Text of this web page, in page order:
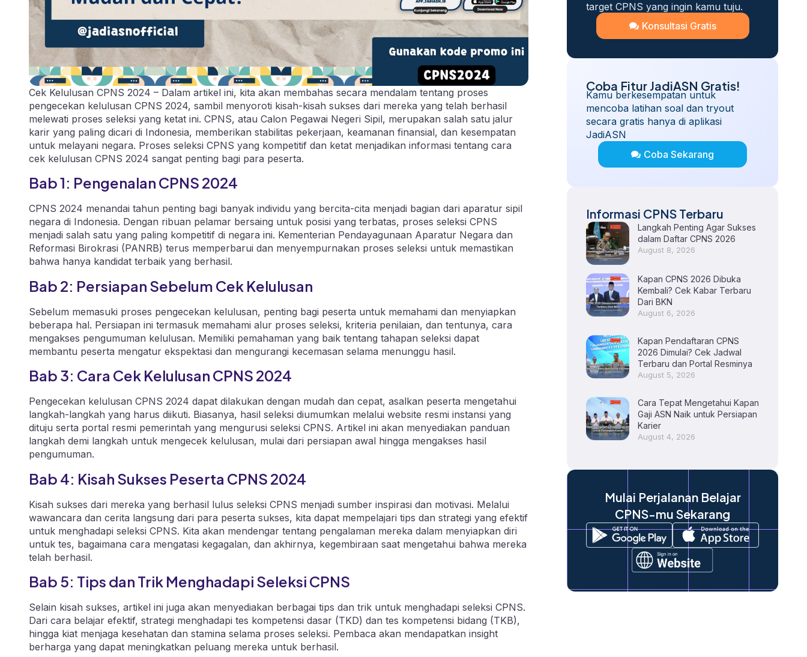
Cek Kelulusan CPNS 2024 – Dalam artikel ini, kita akan membahas secara mendalam tentang proses
pengecekan kelulusan CPNS 2024, sambil menyoroti kisah-kisah sukses dari mereka yang telah berhasil
melewati proses seleksi yang ketat ini. CPNS, atau Calon Pegawai Negeri Sipil, merupakan salah satu jalur
karir yang paling dicari di Indonesia, memberikan stabilitas pekerjaan, keamanan finansial, dan kesempatan
untuk melayani negara. Proses seleksi CPNS yang kompetitif dan ketat menjadikan informasi tentang cara
cek kelulusan CPNS 2024 sangat penting bagi para peserta.
Bab 1: Pengenalan CPNS 2024
CPNS 2024 menandai tahun penting bagi banyak individu yang bercita-cita menjadi bagian dari aparatur sipil
negara di Indonesia. Dengan ribuan pelamar bersaing untuk posisi yang terbatas, proses seleksi CPNS
menjadi salah satu yang paling kompetitif di negara ini. Kementerian Pendayagunaan Aparatur Negara dan
Reformasi Birokrasi (PANRB) terus memperbarui dan menyempurnakan proses seleksi untuk memastikan
bahwa hanya kandidat terbaik yang berhasil.
Bab 2: Persiapan Sebelum Cek Kelulusan
Sebelum memasuki proses pengecekan kelulusan, penting bagi peserta untuk memahami dan menyiapkan
beberapa hal. Persiapan ini termasuk memahami alur proses seleksi, kriteria penilaian, dan tentunya, cara
mengakses pengumuman kelulusan. Memiliki pemahaman yang baik tentang tahapan seleksi dapat
membantu peserta mengatur ekspektasi dan mengurangi kecemasan selama menunggu hasil.
Bab 3: Cara Cek Kelulusan CPNS 2024
Pengecekan kelulusan CPNS 2024 dapat dilakukan dengan mudah dan cepat, asalkan peserta mengetahui
langkah-langkah yang harus diikuti. Biasanya, hasil seleksi diumumkan melalui website resmi instansi yang
dituju serta portal resmi pemerintah yang mengurusi seleksi CPNS. Artikel ini akan menyediakan panduan
langkah demi langkah untuk mengecek kelulusan, mulai dari persiapan awal hingga mengakses hasil
pengumuman.
Bab 4: Kisah Sukses Peserta CPNS 2024
Kisah sukses dari mereka yang berhasil lulus seleksi CPNS menjadi sumber inspirasi dan motivasi. Melalui
wawancara dan cerita langsung dari para peserta sukses, kita dapat mempelajari tips dan strategi yang efektif
untuk menghadapi seleksi CPNS. Kita akan mendengar tentang pengalaman mereka dalam menyiapkan diri
untuk tes, bagaimana cara mengatasi kegagalan, dan akhirnya, kegembiraan saat mengetahui bahwa mereka
telah berhasil.
Bab 5: Tips dan Trik Menghadapi Seleksi CPNS
Selain kisah sukses, artikel ini juga akan menyediakan berbagai tips dan trik untuk menghadapi seleksi CPNS.
Dari cara belajar efektif, strategi menghadapi tes kompetensi dasar (TKD) dan tes kompetensi bidang (TKB),
hingga kiat menjaga kesehatan dan stamina selama proses seleksi. Pembaca akan mendapatkan insight
berharga yang dapat meningkatkan peluang mereka untuk berhasil.
target CPNS yang ingin kamu tuju.
Konsultasi Gratis
Coba Fitur JadiASN Gratis!
Kamu berkesempatan untuk
mencoba latihan soal dan tryout
secara gratis hanya di aplikasi
JadiASN
Coba Sekarang
Informasi CPNS Terbaru
Langkah Penting Agar Sukses
dalam Daftar CPNS 2026
August 8, 2026
Kapan CPNS 2026 Dibuka
Kembali? Cek Kabar Terbaru
Dari BKN
August 6, 2026
Kapan Pendaftaran CPNS
2026 Dimulai? Cek Jadwal
Terbaru dan Portal Resminya
August 5, 2026
Cara Tepat Mengetahui Kapan
Gaji ASN Naik untuk Persiapan
Karier
August 4, 2026
Mulai Perjalanan Belajar
CPNS-mu Sekarang